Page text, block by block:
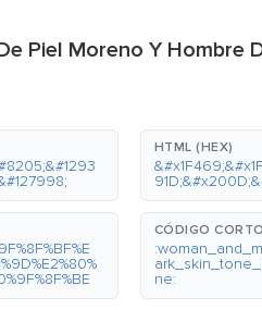
Piel Moreno Y Hombre
HTML (HEX)
CÓDIGO CORTO
ne: